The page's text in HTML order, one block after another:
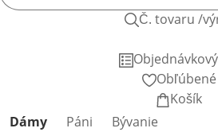
Č. tovaru /
Obľúbené
Košík
Preskočiť kategórie produktov
Dámy Páni
Bývanie